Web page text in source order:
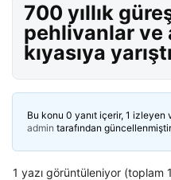
700 yıllık
pehlivanlar ve
kıyasıya yarıştı
Bu konu 0 yanıt içerir, 1 izleyen
admin tarafından
1 yazı görüntüleniyor (toplam